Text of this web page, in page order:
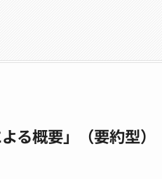
る概要」（要約型）